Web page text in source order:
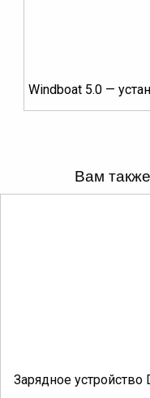
Windboat 5.0 —
Вам
Зарядное